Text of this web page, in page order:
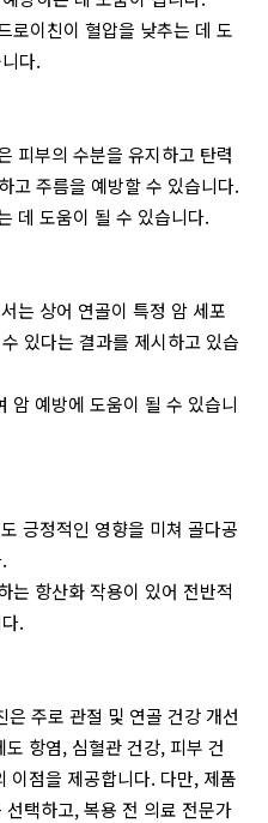
로이친이 혈압을 낮추는 데 도
다.
피부의 수분을 유지하고 탄력
고 주름을 예방할 수 있습니다.
데 도움이 될 수 있습니다.
는 상어 연골이 특정 암 세포
있다는 결과를 제시하고 있습
암 예방에 도움이 될 수 있습니
긍정적인 영향을 미쳐 골다공
는 항산화 작용이 있어 전반적
.
주로 관절 및 연골 건강 개선
항염, 심혈관 건강, 피부 건
이점을 제공합니다. 다만, 제품
택하고, 복용 전 의료 전문가